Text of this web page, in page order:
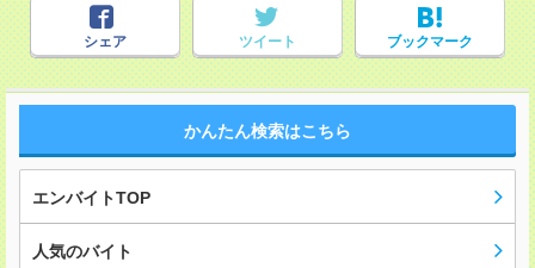
シェア ツイート ブックマーク
かんたん検索はこちら
エンバイトTOP
人気のバイト